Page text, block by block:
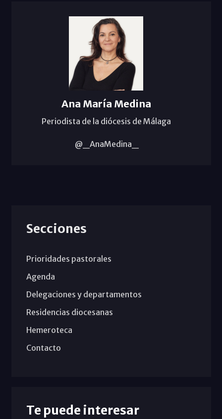
Ana María Medina
Periodista de la diócesis de Málaga
@_AnaMedina_
Secciones
Prioridades pastorales
Agenda
Delegaciones y departamentos
Residencias diocesanas
Hemeroteca
Contacto
Te puede interesar